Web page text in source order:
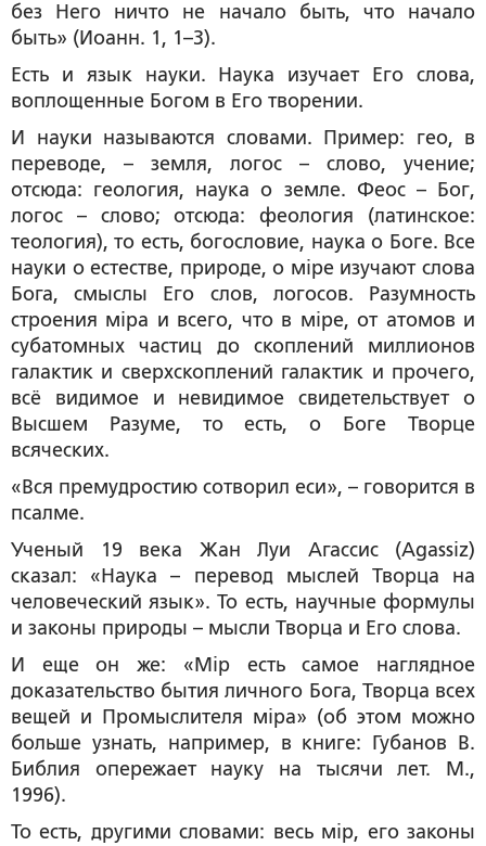
без Него ничто не начало быть, что начало
быть» (Иоанн. 1, 1–3).
Есть и язык науки. Наука изучает Его слова,
воплощенные Богом в Его творении.
И науки называются словами. Пример: гео, в
переводе, – земля, логос – слово, учение;
отсюда: геология, наука о земле. Феос – Бог,
логос – слово; отсюда: феология (латинское:
теология), то есть, богословие, наука о Боге. Все
науки о естестве, природе, о мiре изучают слова
Бога, смыслы Его слов, логосов. Разумность
строения мiра и всего, что в мiре, от атомов и
субатомных частиц до скоплений миллионов
галактик и сверхскоплений галактик и прочего,
всё видимое и невидимое свидетельствует о
Высшем Разуме, то есть, о Боге Творце
всяческих.
«Вся премудростию сотворил еси», – говорится в
псалме.
Ученый 19 века Жан Луи Агассис (Agassiz)
сказал: «Наука – перевод мыслей Творца на
человеческий язык». То есть, научные формулы
и законы природы – мысли Творца и Его слова.
И еще он же: «Мiр есть самое наглядное
доказательство бытия личного Бога, Творца всех
вещей и Промыслителя мiра» (об этом можно
больше узнать, например, в книге: Губанов В.
Библия опережает науку на тысячи лет. М.,
1996).
То есть, другими словами: весь мiр, его законы